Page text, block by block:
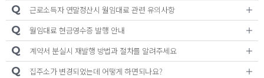
대기자접수
Q 근로소득자 연말정산시 월임대료 관련 유의사항
Q 월임대료 현금영수증 발행 안내
Q 계약서 분실시 재발행 방법과 절차를 알려주세요
Q 집주소가 변경되었는데 어떻게 하면되나요?